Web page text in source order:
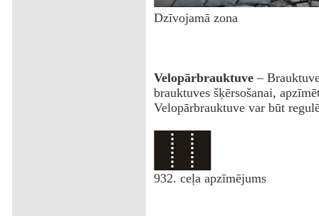
Dzīvojamā zona
Velopārbrauktuve–
brauktuves šķērsošanai,
Velopārbrauktuve var būt
‌932. ceļa apzīmējums